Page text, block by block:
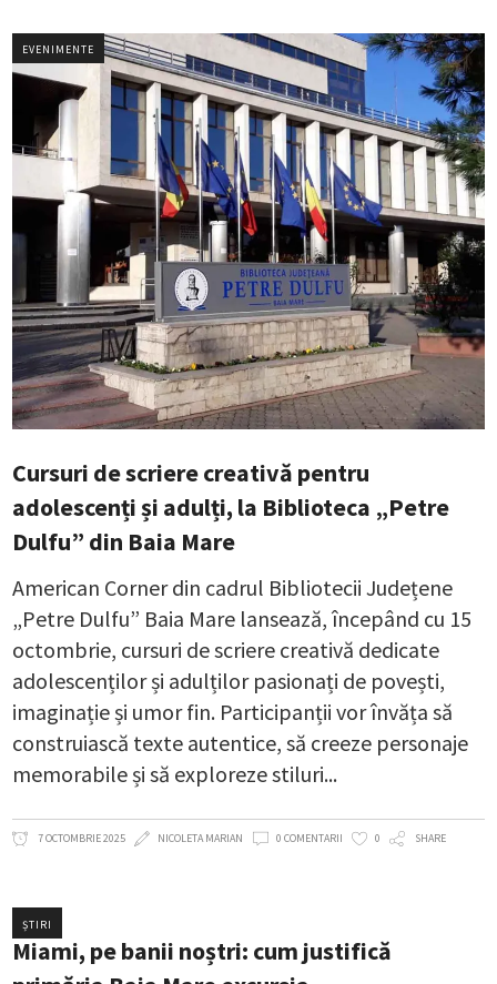
EVENIMENTE
Cursuri de scriere creativă pentru
adolescenți și adulți, la Biblioteca „Petre
Dulfu” din Baia Mare
American Corner din cadrul Bibliotecii Județene
„Petre Dulfu” Baia Mare lansează, începând cu 15
octombrie, cursuri de scriere creativă dedicate
adolescenților și adulților pasionați de povești,
imaginație și umor fin. Participanții vor învăța să
construiască texte autentice, să creeze personaje
memorabile și să exploreze stiluri
7 OCTOMBRIE 2025 NICOLETA MARIAN 0 COMENTARII 0 SHARE
ȘTIRI
Miami, pe banii noștri: cum justifică